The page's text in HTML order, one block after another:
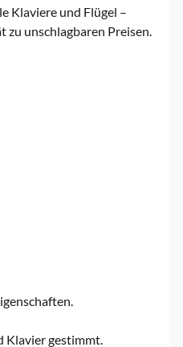
Klaviere und Flügel –
zu unschlagbaren Preisen.
Klavier gestimmt.